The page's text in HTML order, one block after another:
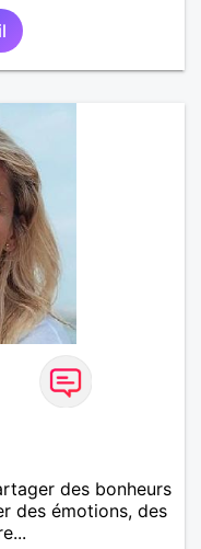
des bonheurs
des émotions, des